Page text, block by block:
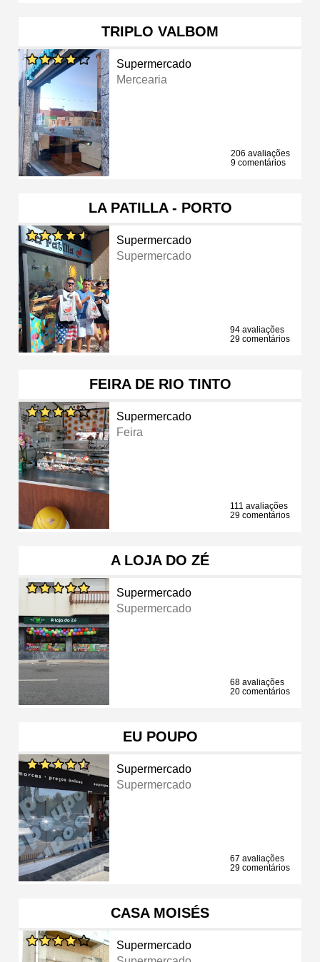
TRIPLO VALBOM
Supermercado
Mercearia
206 avaliações
9 comentários
LA PATILLA - PORTO
Supermercado
Supermercado
94 avaliações
29 comentários
FEIRA DE RIO TINTO
Supermercado
Feira
111 avaliações
29 comentários
A LOJA DO ZÉ
Supermercado
Supermercado
68 avaliações
20 comentários
EU POUPO
Supermercado
Supermercado
67 avaliações
29 comentários
CASA MOISÉS
Supermercado